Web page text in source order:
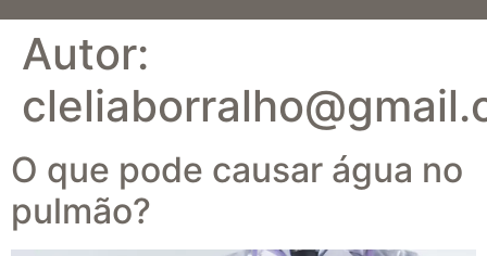
Autor:
O que pode causar água no
pulmão?